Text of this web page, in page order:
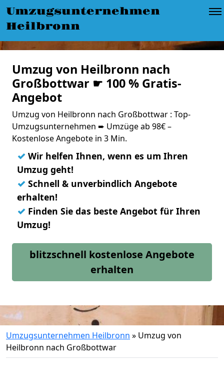
Umzugsunternehmen
Heilbronn
Umzug von Heilbronn nach
Großbottwar ☛ 100 % Gratis-
Angebot
Umzug von Heilbronn nach Großbottwar : Top-
Umzugsunternehmen ➨ Umzüge ab 98€ –
Kostenlose Angebote in 3 Min.
✓ Wir helfen Ihnen, wenn es um Ihren
Umzug geht!
✓ Schnell & unverbindlich Angebote
erhalten!
✓ Finden Sie das beste Angebot für Ihren
Umzug!
blitzschnell kostenlose Angebote
erhalten
Umzugsunternehmen Heilbronn » Umzug von
Heilbronn nach Großbottwar